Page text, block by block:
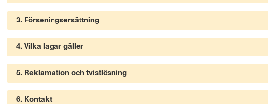
3. Förseningsersättning
4. Vilka lagar gäller
5. Reklamation och tvistlösning
6. Kontakt